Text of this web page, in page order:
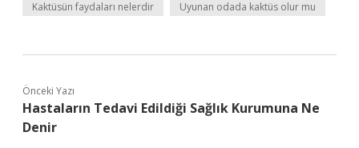
Kaktüsün faydaları nelerdir Uyunan odada kaktüs olur mu
Önceki Yazı
Hastaların Tedavi Edildiği Sağlık Kurumuna Ne
Denir